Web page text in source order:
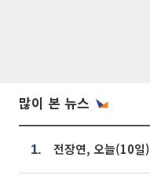
많이 본 뉴스
1.